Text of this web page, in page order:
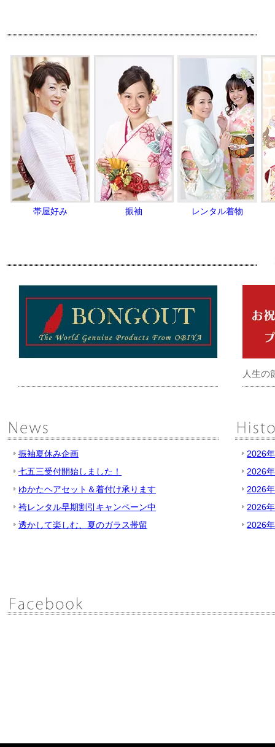
帯屋好み 振袖 レンタル着物
人生の
振袖夏休み企画
七五三受付開始しました！
ゆかたヘアセット＆着付け承ります
袴レンタル早期割引キャンペーン中
透かして楽しむ、夏のガラス帯留
2026
2026
2026
2026
2026